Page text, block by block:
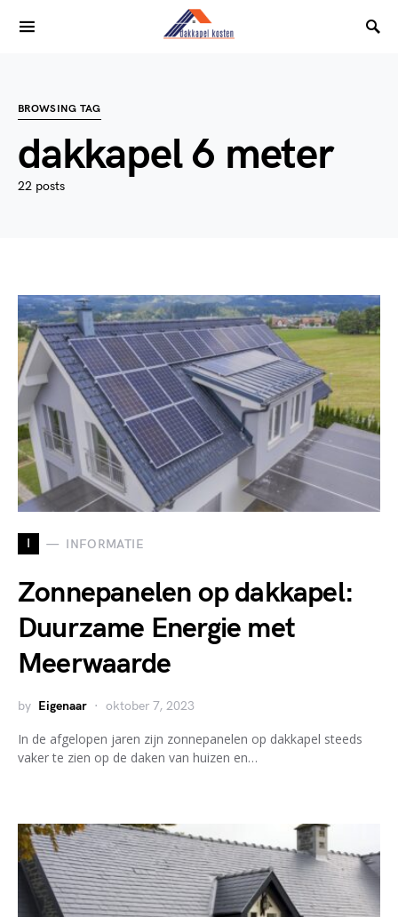
BROWSING TAG
dakkapel 6 meter
22 posts
I INFORMATIE
Zonnepanelen op dakkapel:
Duurzame Energie met
Meerwaarde
by Eigenaar oktober 7, 2023
In de afgelopen jaren zijn zonnepanelen op dakkapel steeds
vaker te zien op de daken van huizen en…